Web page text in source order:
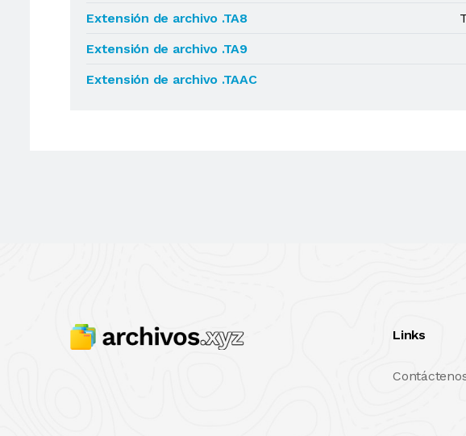
Extensión de archivo .TA8
Extensión de archivo .TA9
Extensión de archivo .TAAC
Links